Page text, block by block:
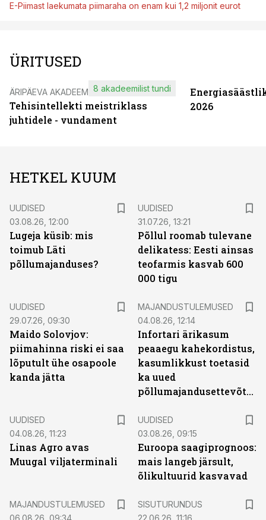
E-Piimast laekumata piimaraha on enam kui 1,2 miljonit eurot
ÜRITUSED
ÄRIPÄEVA AKADEEMIA
Tehisintellekti meistriklass
juhtidele - vundament
8 akadeemilist tundi
2026
HETKEL KUUM
UUDISED
03.08.26, 12:00
Lugeja küsib: mis
toimub Läti
põllumajanduses?
UUDISED
31.07.26, 13:21
Põllul roomab tulevane
delikatess: Eesti ainsas
teofarmis kasvab 600
000 tigu
UUDISED
29.07.26, 09:30
Maido Solovjov:
piimahinna riski ei saa
lõputult ühe osapoole
kanda jätta
MAJANDUSTULEMUSED
04.08.26, 12:14
Infortari ärikasum
peaaegu kahekordistus,
kasumlikkust toetasid
ka uued
põllumajandusettevõtted
UUDISED
04.08.26, 11:23
Linas Agro avas
Muugal viljaterminali
UUDISED
03.08.26, 09:15
Euroopa saagiprognoos:
mais langeb järsult,
õlikultuurid kasvavad
MAJANDUSTULEMUSED
06.08.26, 09:34
SISUTURUNDUS
22.06.26, 11:16